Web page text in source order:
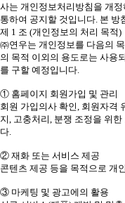
사는 개인정보처리방침을 개
통하여 공지할 것입니다. 본 방
제 1 조 (개인정보의 처리 목적)
㈜연우는 개인정보를 다음의
의 목적 이외의 용도로는 사용
를 구할 예정입니다.
① 홈페이지 회원가입 및 관리
회원 가입의사 확인, 회원자격
지, 고충처리, 분쟁 조정을 위
다.
② 재화 또는 서비스 제공
콘텐츠 제공 등을 목적으로 개
③ 마케팅 및 광고에의 활용